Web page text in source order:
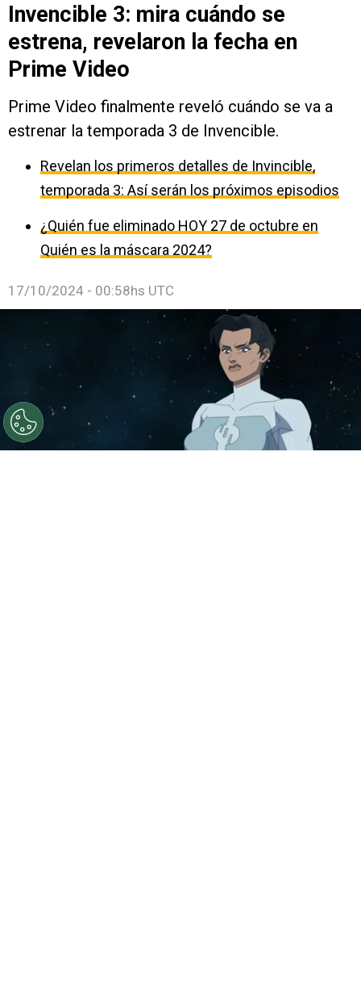
Invencible 3: mira cuándo se
estrena, revelaron la fecha en
Prime Video
Prime Video finalmente reveló cuándo se va a
estrenar la temporada 3 de Invencible.
Revelan los primeros detalles de Invincible,
temporada 3: Así serán los próximos episodios
¿Quién fue eliminado HOY 27 de octubre en
Quién es la máscara 2024?
17/10/2024 - 00:58hs UTC